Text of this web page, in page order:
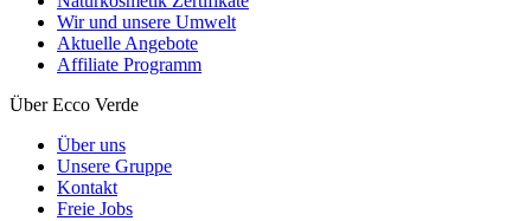
Wir und unsere Umwelt
Aktuelle Angebote
Affiliate Programm
Über Ecco Verde
Über uns
Unsere Gruppe
Kontakt
Freie Jobs